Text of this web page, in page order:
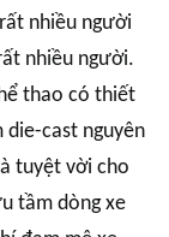
nhiều người
nhiều người.
thao có thiết
die-cast nguyên
tuyệt vời cho
tầm dòng xe